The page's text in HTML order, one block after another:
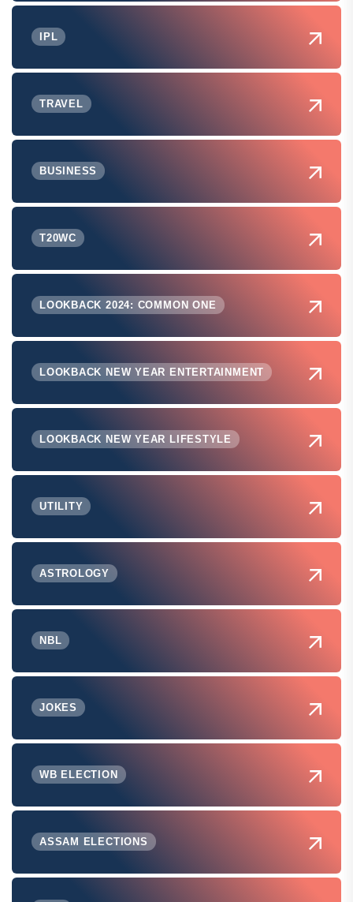
IPL
TRAVEL
BUSINESS
T20WC
LOOKBACK 2024: COMMON ONE
LOOKBACK NEW YEAR ENTERTAINMENT
LOOKBACK NEW YEAR LIFESTYLE
UTILITY
ASTROLOGY
NBL
JOKES
WB ELECTION
ASSAM ELECTIONS